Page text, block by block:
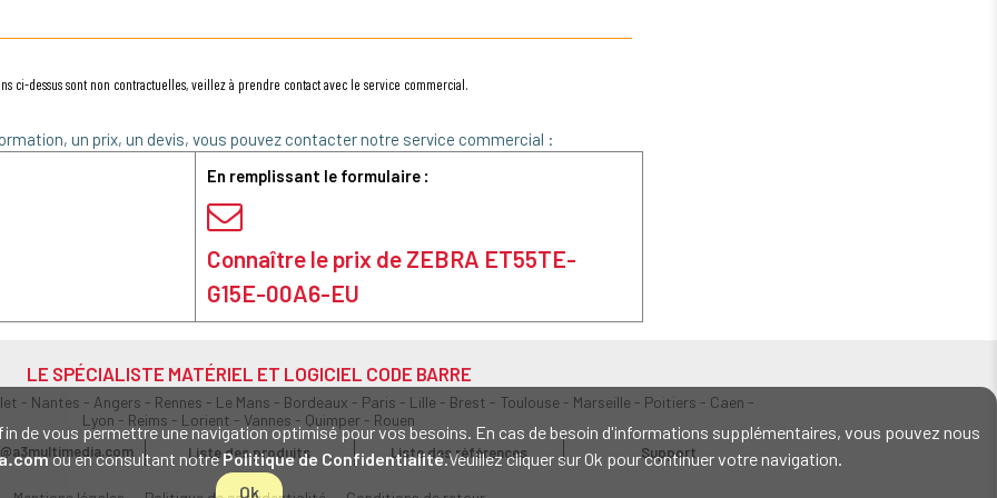
de vous permettre une navigation optimisé pour vos besoins. En cas de besoin d'informations supplémentaires, vous pouvez nous
ou en consultant notrePolitique de Confidentialité.Veuillez cliquer sur Ok pour continuer votre navigation.
Ok
ci-dessus sont non contractuelles, veillez à prendre contact avec le service commercial.
un prix, un devis, vous pouvez contacter notre service commercial :
En remplissant le formulaire :
Connaître le prix de ZEBRA ET55TE-
G15E-00A6-EU
LE SPÉCIALISTE MATÉRIEL ET LOGICIEL CODE BARRE
- Nantes - Angers - Rennes - Le Mans - Bordeaux - Paris - Lille - Brest - Toulouse - Marseille - Poitiers - Caen -
Lyon - Reims - Lorient - Vannes - Quimper - Rouen
Liste des produits Liste des références Support